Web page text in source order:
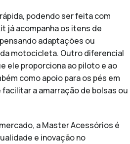
podendo ser feita com
já acompanha os itens de
adaptações ou
motocicleta. Outro diferencial
ele proporciona ao piloto e ao
como apoio para os pés em
facilitar a amarração de bolsas ou
a Master Acessórios é
e inovação no